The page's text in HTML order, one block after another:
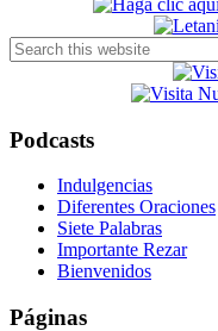
Sidebar
Search
this
Podcasts
Indulgencias
Diferentes Oraciones
Siete Palabras
Importante Rezar
Bienvenidos
Páginas